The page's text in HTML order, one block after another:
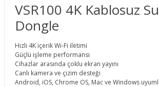
VSR100 4K Kablosuz
Dongle
Hızlı 4K içerik Wi-Fi iletimi
Güçlü işleme performansı
Cihazlar arasında çoklu ekran yayını
Canlı kamera ve çizim desteği
Android, iOS, Chrome OS, Mac ve Windows